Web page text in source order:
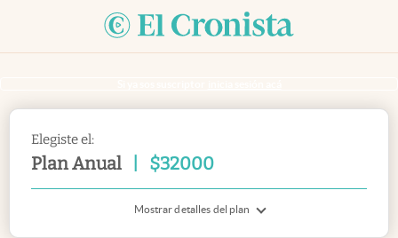
Elegiste el:
Plan Anual $32000
Mostrar detalles del plan